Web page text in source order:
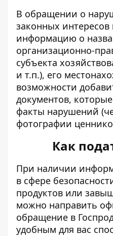
В обращении о
законных
информацию о
организационно-
субъекта
и т.п.), его
возможности
документов,
факты нарушений
фотографии
Как
При наличии
в сфере
продуктов или
можно направить
обращение в
удобным для вас